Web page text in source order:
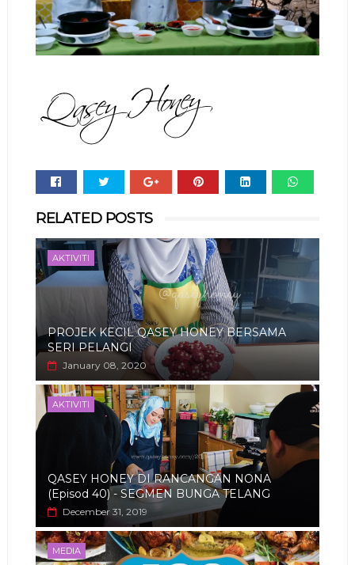
RELATED POSTS
AKTIVITI
PROJEK KECIL QASEY HONEY BERSAMA
SERI PELANGI
January 08, 2020
AKTIVITI
QASEY HONEY DI RANCANGAN NONA
(Episod 40) - SEGMEN BUNGA TELANG
December 31, 2019
MEDIA